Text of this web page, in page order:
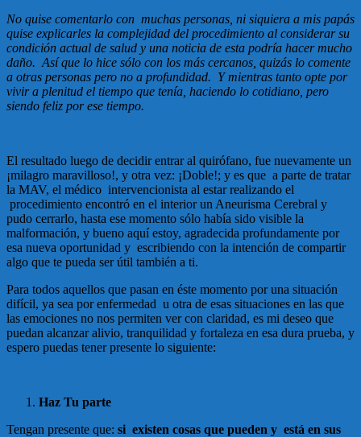
No quise comentarlo con muchas personas, ni siquiera a mis papás
quise explicarles la complejidad del procedimiento al considerar su
condición actual de salud y una noticia de esta podría hacer mucho
daño. Así que lo hice sólo con los más cercanos, quizás lo comente
a otras personas pero no a profundidad. Y mientras tanto opte por
vivir a plenitud el tiempo que tenía, haciendo lo cotidiano, pero
siendo feliz por ese tiempo.
El resultado luego de decidir entrar al quirófano, fue nuevamente un
¡milagro maravilloso!, y otra vez: ¡Doble!; y es que a parte de tratar
la MAV, el médico intervencionista al estar realizando el
procedimiento encontró en el interior un Aneurisma Cerebral y
pudo cerrarlo, hasta ese momento sólo había sido visible la
malformación, y bueno aquí estoy, agradecida profundamente por
esa nueva oportunidad y escribiendo con la intención de compartir
algo que te pueda ser útil también a ti.
Para todos aquellos que pasan en éste momento por una situación
difícil, ya sea por enfermedad u otra de esas situaciones en las que
las emociones no nos permiten ver con claridad, es mi deseo que
puedan alcanzar alivio, tranquilidad y fortaleza en esa dura prueba, y
espero puedas tener presente lo siguiente:
Haz Tu parte
Tengan presente que: si existen cosas que pueden y está en sus